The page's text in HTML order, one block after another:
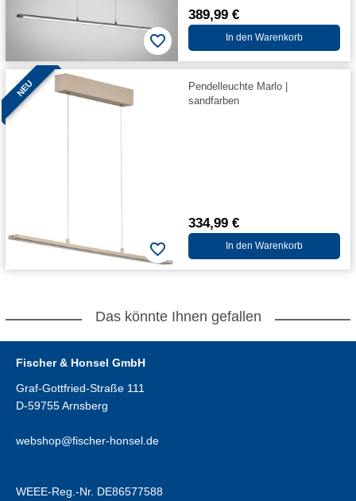
389,99 €
In den Warenkorb
NEU
Pendelleuchte Marlo |
sandfarben
334,99 €
In den Warenkorb
Das könnte Ihnen gefallen
Fischer & Honsel GmbH
Graf-Gottfried-Straße 111
D-59755 Arnsberg
webshop@fischer-honsel.de
WEEE-Reg.-Nr. DE86577588